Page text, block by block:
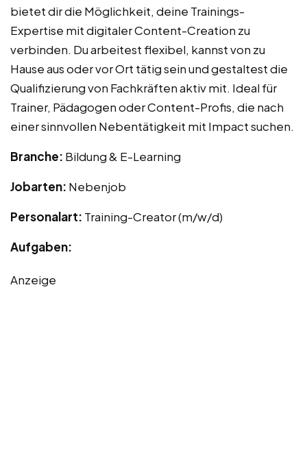
bietet dir die Möglichkeit, deine Trainings-
Expertise mit digitaler Content-Creation zu
verbinden. Du arbeitest flexibel, kannst von zu
Hause aus oder vor Ort tätig sein und gestaltest die
Qualifizierung von Fachkräften aktiv mit. Ideal für
Trainer, Pädagogen oder Content-Profis, die nach
einer sinnvollen Nebentätigkeit mit Impact suchen.
Branche: Bildung & E-Learning
Jobarten: Nebenjob
Personalart: Training-Creator (m/w/d)
Aufgaben:
Anzeige